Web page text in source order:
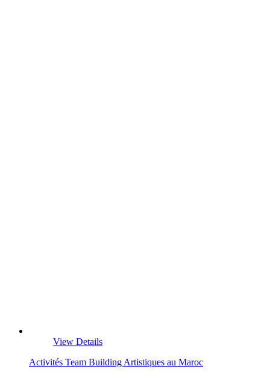
View Details
Activités Team Building Artistiques au Maroc